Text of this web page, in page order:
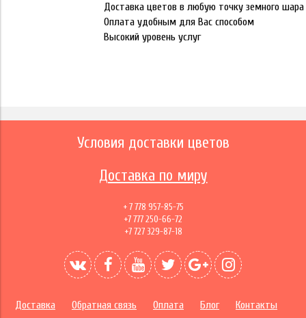
Доставка цветов в любую точку земного шара
Оплата удобным для Вас способом
Высокий уровень услуг
Условия доставки цветов
Доставка по миру
+ 7 778 957-85-75
+7 777 250-66-72
+7 727 329-87-18
Доставка Обратная связь Оплата Блог Контакты